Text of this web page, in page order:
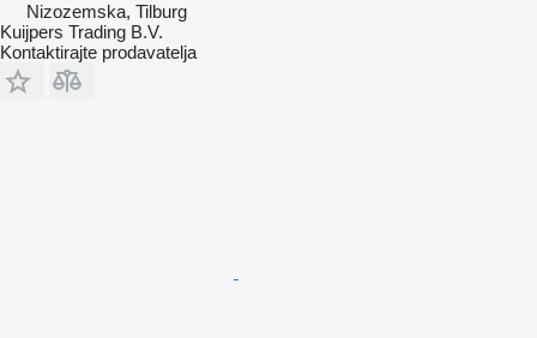
Nizozemska, Tilburg
Kuijpers Trading B.V.
Kontaktirajte prodavatelja